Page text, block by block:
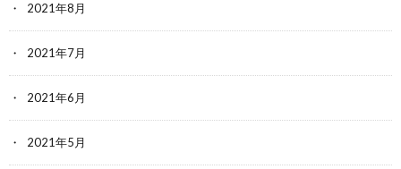
2021年8月
2021年7月
2021年6月
2021年5月